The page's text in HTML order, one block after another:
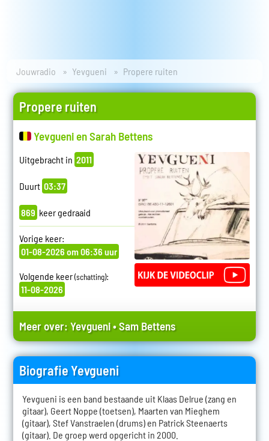
Jouwradio Yevgueni Propere ruiten
Propere ruiten
Yevgueni en Sarah Bettens
Uitgebracht in 2011
Duurt 03:37
869 keer gedraaid
Vorige keer:
01-08-2026 om 06:36 uur
Volgende keer(schatting):
11-08-2026
Meer over:Yevgueni•Sam Bettens
Biografie Yevgueni
Yevgueni is een band bestaande uit Klaas Delrue (zang en
gitaar), Geert Noppe (toetsen), Maarten van Mieghem
(gitaar), Stef Vanstraelen (drums) en Patrick Steenaerts
(gitaar). De groep werd opgericht in 2000.